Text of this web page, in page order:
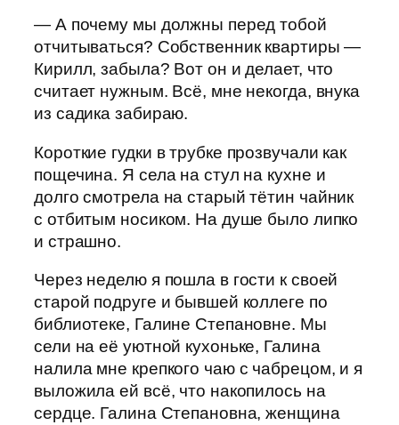
— А почему мы должны перед тобой
отчитываться? Собственник квартиры —
Кирилл, забыла? Вот он и делает, что
считает нужным. Всё, мне некогда, внука
из садика забираю.
Короткие гудки в трубке прозвучали как
пощечина. Я села на стул на кухне и
долго смотрела на старый тётин чайник
с отбитым носиком. На душе было липко
и страшно.
Через неделю я пошла в гости к своей
старой подруге и бывшей коллеге по
библиотеке, Галине Степановне. Мы
сели на её уютной кухоньке, Галина
налила мне крепкого чаю с чабрецом, и я
выложила ей всё, что накопилось на
сердце. Галина Степановна, женщина